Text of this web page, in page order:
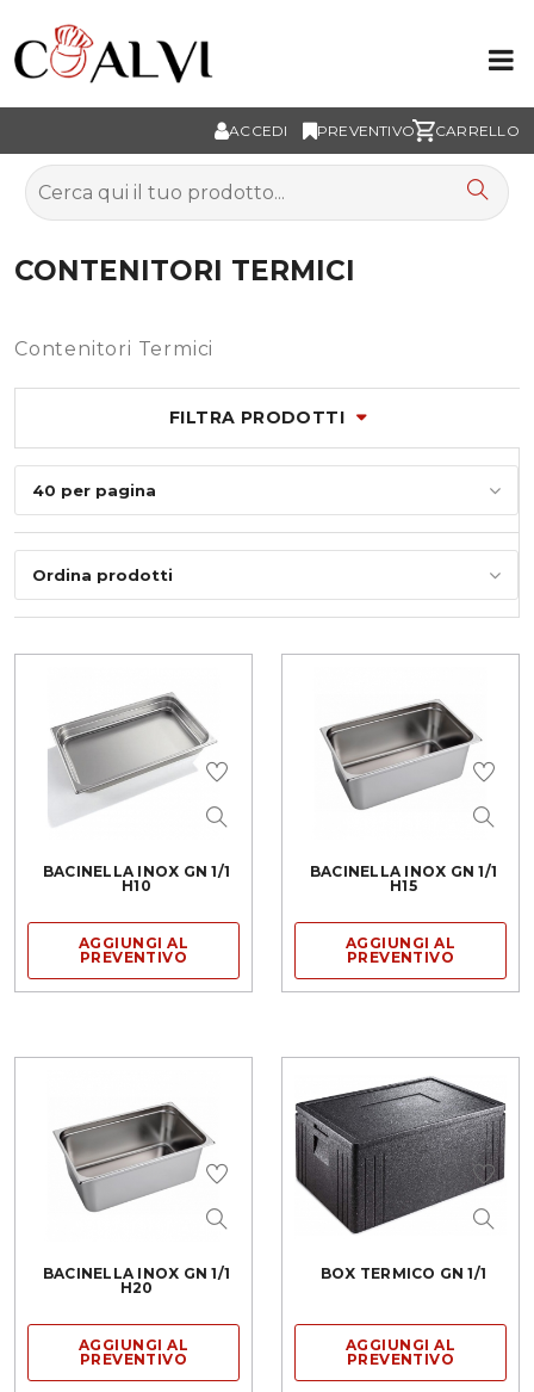
ACCEDI PREVENTIVO CARRELLO
CONTENITORI TERMICI
Contenitori Termici
FILTRA PRODOTTI
40 per pagina
Ordina prodotti
BACINELLA INOX GN 1/1
H10
AGGIUNGI AL
PREVENTIVO
BACINELLA INOX GN 1/1
H15
AGGIUNGI AL
PREVENTIVO
BACINELLA INOX GN 1/1
H20
AGGIUNGI AL
PREVENTIVO
BOX TERMICO GN 1/1
AGGIUNGI AL
PREVENTIVO